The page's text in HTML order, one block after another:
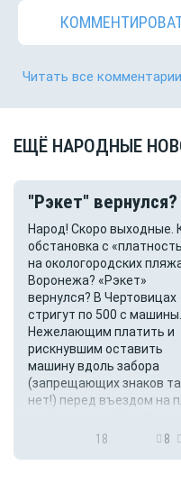
Читать все комментарии
ЕЩЁ НАРОДНЫЕ
"Рэкет" вернулся?
Народ! Скоро выходные.
обстановка с
на окологородских
Воронежа? «Рэкет»
вернулся? В Чертовицах
стригут по 500 с машины.
Нежелающим платить и
рискнувшим оставить
машину вдоль забора
(запрещающих знаков
нет!) перед въездом на
ни квитанц...18 8